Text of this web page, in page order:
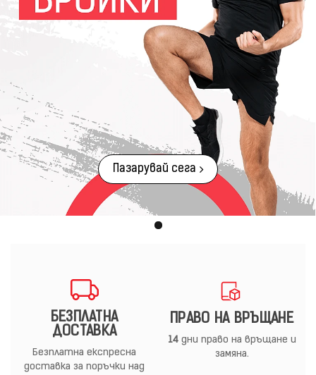
Пазарувай сега
БЕЗПЛАТНА
ДОСТАВКА
Безплатна експресна
доставка за поръчки над
ПРАВО НА ВРЪЩАНЕ
14дни право на връщане и
замяна.